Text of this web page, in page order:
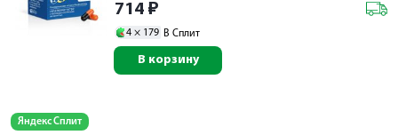
714 ₽
4 × 179 В Сплит
В корзину
Яндекс Сплит